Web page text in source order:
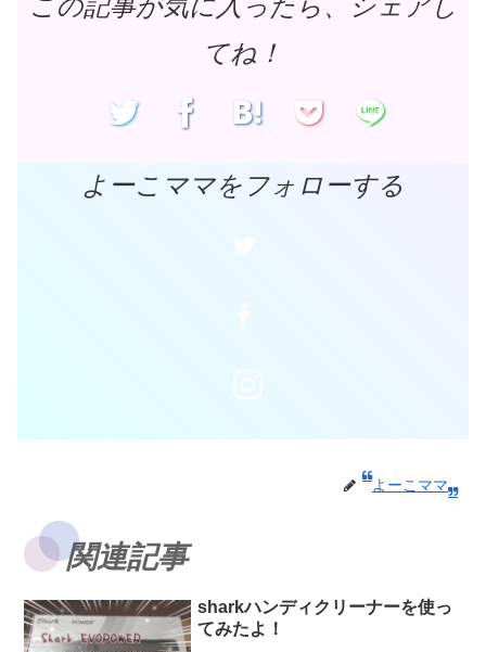
この記事が気に入ったら、シェアし
てね！
よーこママをフォローする
よーこママ
関連記事
sharkハンディクリーナーを使っ
てみたよ！